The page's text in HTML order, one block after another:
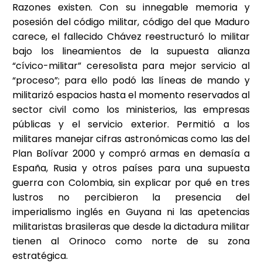
Razones existen. Con su innegable memoria y
posesión del código militar, código del que Maduro
carece, el fallecido Chávez reestructuró lo militar
bajo los lineamientos de la supuesta alianza
“cívico-militar” ceresolista para mejor servicio al
“proceso”; para ello podó las líneas de mando y
militarizó espacios hasta el momento reservados al
sector civil como los ministerios, las empresas
públicas y el servicio exterior. Permitió a los
militares manejar cifras astronómicas como las del
Plan Bolívar 2000 y compró armas en demasía a
España, Rusia y otros países para una supuesta
guerra con Colombia, sin explicar por qué en tres
lustros no percibieron la presencia del
imperialismo inglés en Guyana ni las apetencias
militaristas brasileras que desde la dictadura militar
tienen al Orinoco como norte de su zona
estratégica.